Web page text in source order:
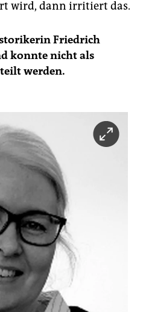
wird, dann irritiert das.
Friedrich
konnte nicht als
werden.